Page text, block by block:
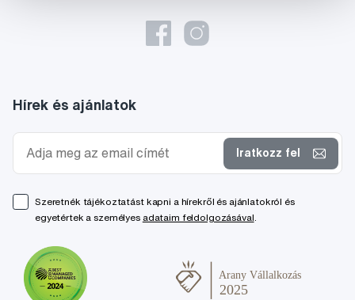
Hírek és ajánlatok
Iratkozz fel
Szeretnék tájékoztatást kapni a hírekről és ajánlatokról és
egyetértek a személyes adataim feldolgozásával